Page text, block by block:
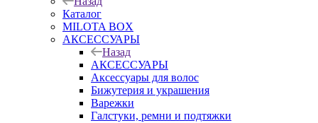
Каталог
MILOTA BOX
АКСЕССУАРЫ
Назад
АКСЕССУАРЫ
Аксессуары для волос
Бижутерия и украшения
Варежки
Галстуки, ремни и подтяжки